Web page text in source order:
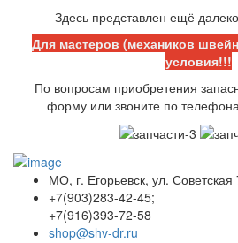
Здесь представлен ещё
Для мастеров (механиков
условия!!!
По вопросам приобретения
форму или звоните по
МО, г. Егорьевск, ул. Советская
+7(903)283-42-45;
+7(916)393-72-58
shop@shv-dr.ru